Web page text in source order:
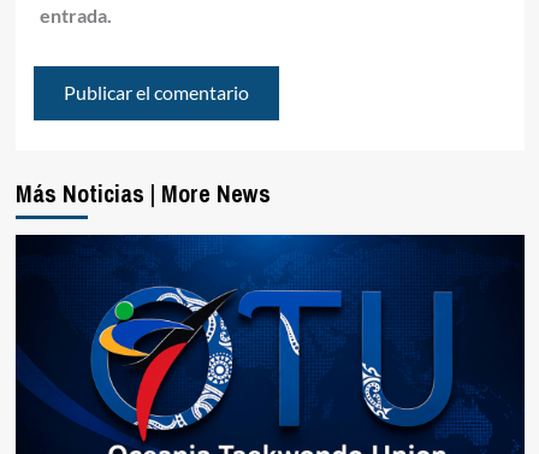
entrada.
Más Noticias | More News